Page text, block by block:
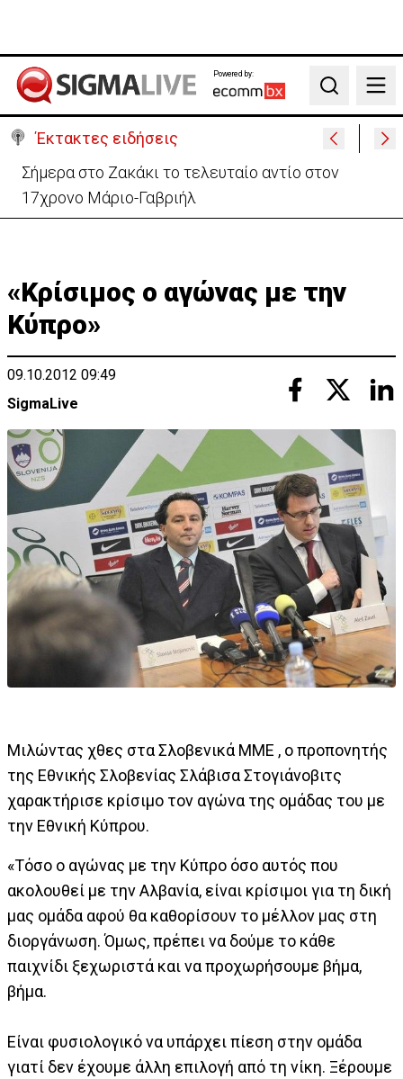
Powered by:
Search
Έκτακτες ειδήσεις
Σήμερα στο Ζακάκι το τελευταίο αντίο στον
17χρονο Μάριο-Γαβριήλ
«Κρίσιμος ο αγώνας με την
Κύπρο»
09.10.2012 09:49
SigmaLive
Μιλώντας χθες στα Σλοβενικά ΜΜΕ , ο προπονητής
της Εθνικής Σλοβενίας Σλάβισα Στογιάνοβιτς
χαρακτήρισε κρίσιμο τον αγώνα της ομάδας του με
την Εθνική Κύπρου.
«Τόσο ο αγώνας με την Κύπρο όσο αυτός που
ακολουθεί με την Αλβανία, είναι κρίσιμοι για τη δική
μας ομάδα αφού θα καθορίσουν το μέλλον μας στη
διοργάνωση. Όμως, πρέπει να δούμε το κάθε
παιχνίδι ξεχωριστά και να προχωρήσουμε βήμα,
βήμα.
Είναι φυσιολογικό να υπάρχει πίεση στην ομάδα
γιατί δεν έχουμε άλλη επιλογή από τη νίκη. Ξέρουμε